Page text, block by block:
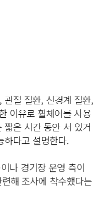
관절 질환, 신경계 질환,
이유로 휠체어를 사용
은 시간 동안 서 있거
하다고 설명한다.
나 경기장 운영 측이
해 조사에 착수했다는